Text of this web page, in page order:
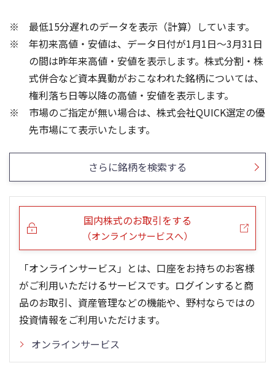
13週移動平均 26週移動平均 出来高(千)
400
500
600
650
0
150
5ヶ月移動平均 25ヶ月移動平均 出来高(千)
400
700
0
50
100
最低15分遅れのデータを表示（計算）しています。
年初来高値・安値は、データ日付が1月1日～3月31日
の間は昨年来高値・安値を表示します。株式分割・株
式併合など資本異動がおこなわれた銘柄については、
権利落ち日等以降の高値・安値を表示します。
市場のご指定が無い場合は、株式会社QUICK選定の優
先市場にて表示いたします。
さらに銘柄を検索する
国内株式のお取引をする
（オンラインサービスへ）
「オンラインサービス」とは、口座をお持ちのお客様
がご利用いただけるサービスです。ログインすると商
品のお取引、資産管理などの機能や、野村ならではの
投資情報をご利用いただけます。
オンラインサービス